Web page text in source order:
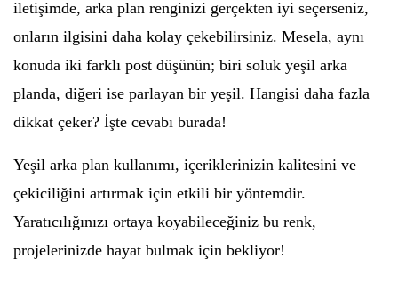
iletişimde, arka plan renginizi gerçekten iyi seçerseniz,
onların ilgisini daha kolay çekebilirsiniz. Mesela, aynı
konuda iki farklı post düşünün; biri soluk yeşil arka
planda, diğeri ise parlayan bir yeşil. Hangisi daha fazla
dikkat çeker? İşte cevabı burada!
Yeşil arka plan kullanımı, içeriklerinizin kalitesini ve
çekiciliğini artırmak için etkili bir yöntemdir.
Yaratıcılığınızı ortaya koyabileceğiniz bu renk,
projelerinizde hayat bulmak için bekliyor!